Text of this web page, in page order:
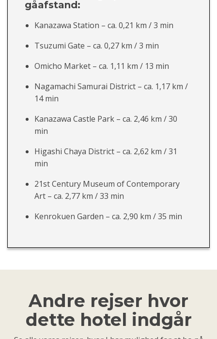
gåafstand:
Kanazawa Station – ca. 0,21 km / 3 min
Tsuzumi Gate – ca. 0,27 km / 3 min
Omicho Market – ca. 1,11 km / 13 min
Nagamachi Samurai District – ca. 1,17 km /
14 min
Kanazawa Castle Park – ca. 2,46 km / 30
min
Higashi Chaya District – ca. 2,62 km / 31
min
21st Century Museum of Contemporary
Art – ca. 2,77 km / 33 min
Kenrokuen Garden – ca. 2,90 km / 35 min
Andre rejser hvor
dette hotel indgår